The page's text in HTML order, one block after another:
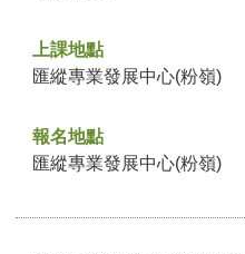
上課地點
匯縱專業發展中心(粉嶺)
報名地點
匯縱專業發展中心(粉嶺)